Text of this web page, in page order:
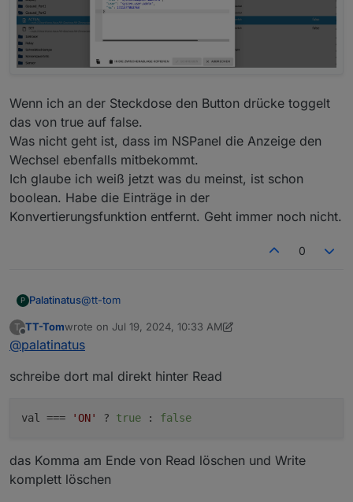
Wenn ich an der Steckdose den Button drücke toggelt
das von true auf false.
Was nicht geht ist, dass im NSPanel die Anzeige den
Wechsel ebenfalls mitbekommt.
Ich glaube ich weiß jetzt was du meinst, ist schon
boolean. Habe die Einträge in der
Konvertierungsfunktion entfernt. Geht immer noch nicht.
0
P Palatinatus@tt-tom
T
Offline
TT-Tomwrote on Jul 19, 2024, 10:33 AM
last edited by TT-TomJul 19, 2024, 12:34 PM
@palatinatus
schreibe dort mal direkt hinter Read
val === 'ON' ? true : false
das Komma am Ende von Read löschen und Write
komplett löschen